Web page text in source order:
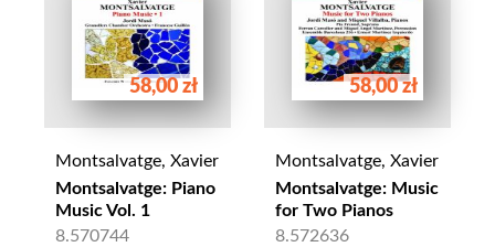
58,00 zł
Montsalvatge, Xavier
Montsalvatge: Piano
Music Vol. 1
8.570744
58,00 zł
Montsalvatge, Xavier
Montsalvatge: Music
for Two Pianos
8.572636